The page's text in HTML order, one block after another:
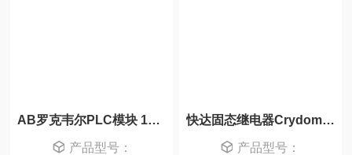
AB罗克韦尔PLC模块 1769-PA2
产品型号：
快达固态继电器Crydom ELS4850S
产品型号：